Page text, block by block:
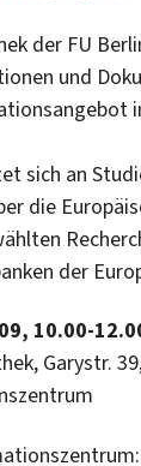
der FU
und
sich an
die
der
10.00-
Garystr.